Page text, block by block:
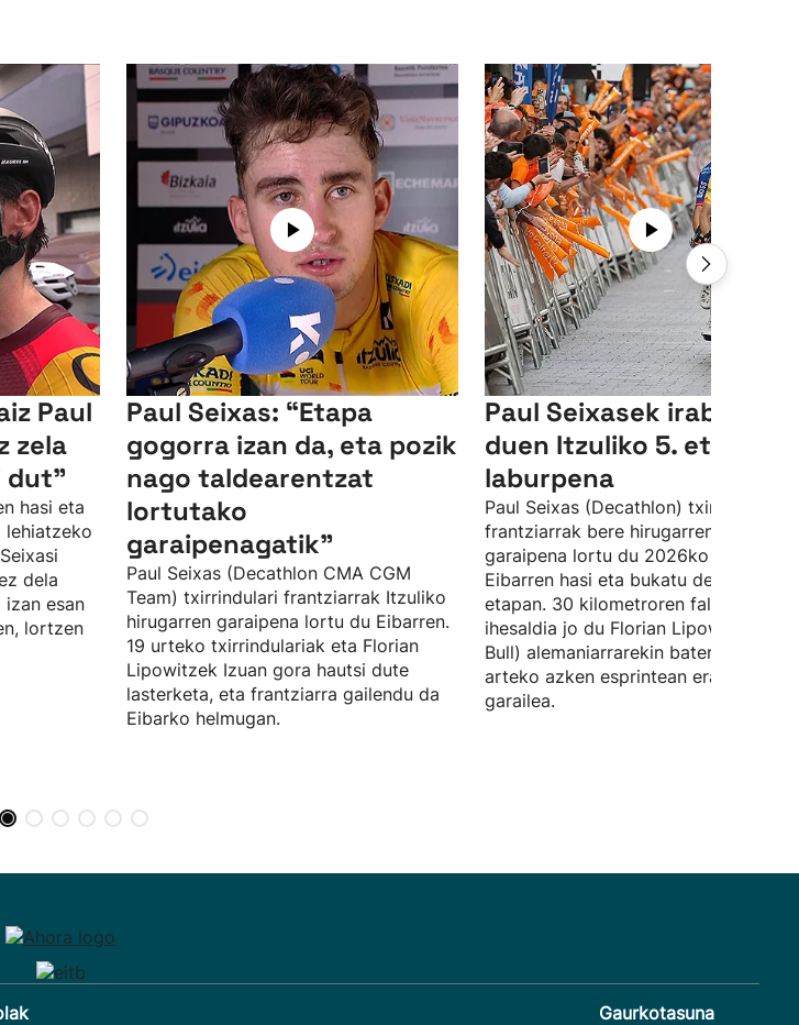
Paul
zela
dut"
hasi eta
lehiatzeko
dela
esan
lortzen
Paul Seixas: “Etapa
gogorra izan da, eta pozik
nago taldearentzat
lortutako
garaipenagatik"
Paul Seixas (Decathlon CMA CGM
Team) txirrindulari frantziarrak Itzuliko
hirugarren garaipena lortu du Eibarren.
19 urteko txirrindulariak eta Florian
Lipowitzek Izuan gora hautsi dute
lasterketa, eta frantziarra gailendu da
Eibarko helmugan.
Paul Seixasek irabazi
duen Itzuliko 5.
laburpena
Paul Seixas (Decathlon) txirrindulari
frantziarrak bere hirugarren etapa
garaipena lortu du 2026ko Itzulian,
Eibarren hasi eta bukatu den
etapan. 30 kilometroren faltan,
ihesaldia jo du Florian Lipowitz (Red
Bull) alemaniarrarekin batera, eta bien
arteko azken esprintean erabaki da
garailea.
Gaurkotasuna